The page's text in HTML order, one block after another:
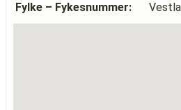
Fylke – Fykesnummer: